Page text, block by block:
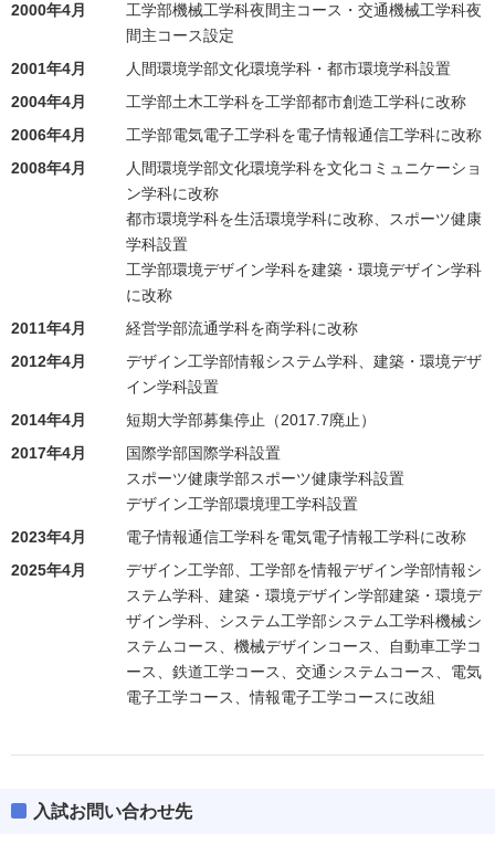
2000年4月
工学部機械工学科夜間主コース・交通機械工学科夜
間主コース設定
2001年4月
人間環境学部文化環境学科・都市環境学科設置
2004年4月
工学部土木工学科を工学部都市創造工学科に改称
2006年4月
工学部電気電子工学科を電子情報通信工学科に改称
2008年4月
人間環境学部文化環境学科を文化コミュニケーショ
ン学科に改称
都市環境学科を生活環境学科に改称、スポーツ健康
学科設置
工学部環境デザイン学科を建築・環境デザイン学科
に改称
2011年4月
経営学部流通学科を商学科に改称
2012年4月
デザイン工学部情報システム学科、建築・環境デザ
イン学科設置
2014年4月
短期大学部募集停止（2017.7廃止）
2017年4月
国際学部国際学科設置
スポーツ健康学部スポーツ健康学科設置
デザイン工学部環境理工学科設置
2023年4月
電子情報通信工学科を電気電子情報工学科に改称
2025年4月
デザイン工学部、工学部を情報デザイン学部情報シ
ステム学科、建築・環境デザイン学部建築・環境デ
ザイン学科、システム工学部システム工学科機械シ
ステムコース、機械デザインコース、自動車工学コ
ース、鉄道工学コース、交通システムコース、電気
電子工学コース、情報電子工学コースに改組
入試お問い合わせ先